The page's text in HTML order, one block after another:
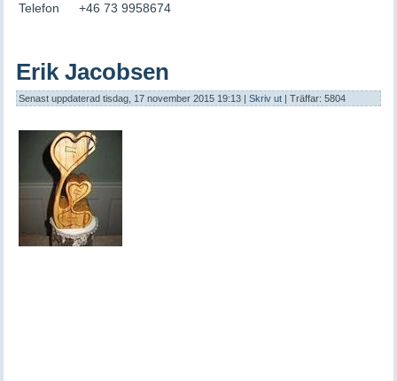
Telefon
+46 73 9958674
Erik Jacobsen
Senast uppdaterad tisdag, 17 november 2015 19:13 |Skriv ut | Träffar: 5804